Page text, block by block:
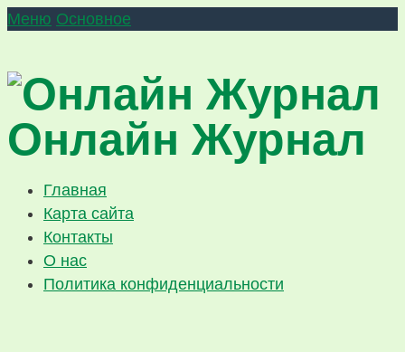
Меню Основное
Онлайн Журнал
Главная
Карта сайта
Контакты
О нас
Политика конфиденциальности